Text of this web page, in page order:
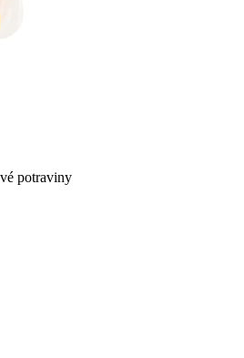
potraviny